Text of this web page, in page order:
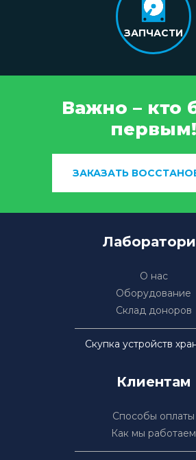
ЗАПЧАСТИ
Важно – кто
первым!
ЗАКАЗАТЬ
О нас
Оборудование
Склад доноров
Скупка устройств
Клиентам
Способы оплаты
Как мы работаем